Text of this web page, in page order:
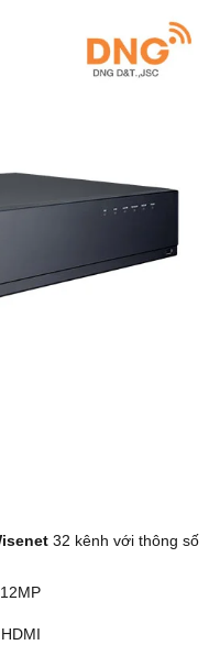
32 kênh với thông số